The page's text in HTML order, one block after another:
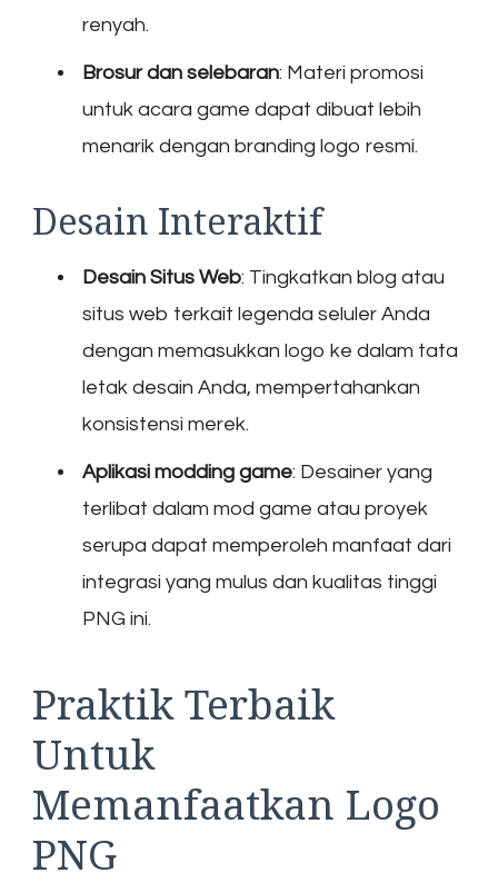
renyah.
Brosur dan selebaran: Materi promosi
untuk acara game dapat dibuat lebih
menarik dengan branding logo resmi.
Desain Interaktif
Desain Situs Web: Tingkatkan blog atau
situs web terkait legenda seluler Anda
dengan memasukkan logo ke dalam tata
letak desain Anda, mempertahankan
konsistensi merek.
Aplikasi modding game: Desainer yang
terlibat dalam mod game atau proyek
serupa dapat memperoleh manfaat dari
integrasi yang mulus dan kualitas tinggi
PNG ini.
Praktik Terbaik
Untuk
Memanfaatkan Logo
PNG